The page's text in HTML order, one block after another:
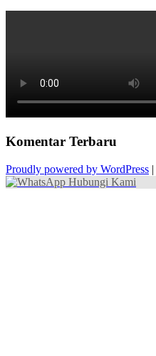
Komentar Terbaru
Proudly powered by WordPress |
Hubungi Kami